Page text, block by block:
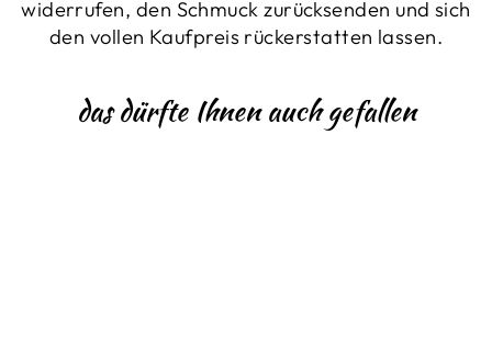
widerrufen, den Schmuck zurücksenden und sich
den vollen Kaufpreis rückerstatten lassen.
das dürfte Ihnen auch gefallen